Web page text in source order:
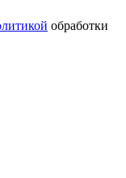
обработки